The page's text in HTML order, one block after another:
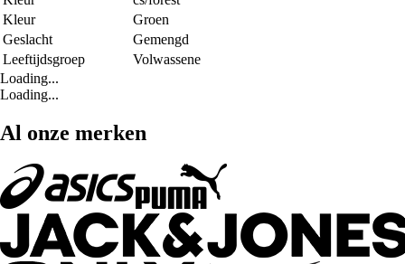
Kleur
Groen
Geslacht
Gemengd
Leeftijdsgroep
Volwassene
Loading...
Loading...
Al onze merken